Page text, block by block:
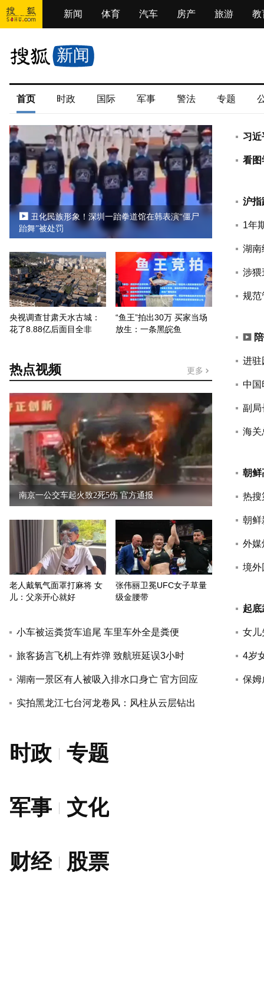
新闻 体育 汽车 房产 旅游 教
新闻
首页 时政 国际 军事 警法 专题
丑化民族形象！深圳一跆拳道馆在韩表演“僵尸
跆舞”被处罚
央视调查甘肃天水古城：
花了8.88亿后面目全非
“鱼王”拍出30万 买家当场
放生：一条黑皖鱼
热点视频 更多
南京一公交车起火致2死5伤 官方通报
老人戴氧气面罩打麻将 女
儿：父亲开心就好
张伟丽卫冕UFC女子草量
级金腰带
小车被运粪货车追尾 车里车外全是粪便
旅客扬言飞机上有炸弹 致航班延误3小时
湖南一景区有人被吸入排水口身亡 官方回应
实拍黑龙江七台河龙卷风：风柱从云层钻出
习
看
沪指
1年
湖南
涉猥
规范
进驻
中国
副局
海关
朝鲜
热搜
朝鲜
外媒
境外
起
女儿
4岁
保姆
时政 专题
军事 文化
财经 股票